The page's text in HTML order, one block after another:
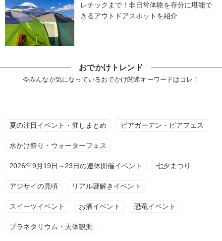
レチックまで！非日常体験を存分に堪能で
きるアウトドアスポットを紹介
おでかけトレンド
今みんなが気になっているおでかけ関連キーワードはコレ！
夏の注目イベント・催しまとめ ビアガーデン・ビアフェス
水かけ祭り・ウォーターフェス
2026年9月19日～23日の連休開催イベント 七夕まつり
アジサイの見頃 リアル謎解きイベント
スイーツイベント お酒イベント 恐竜イベント
プラネタリウム・天体観測